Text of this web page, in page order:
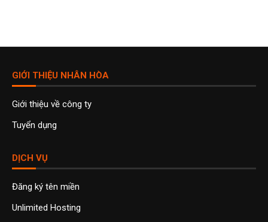
GIỚI THIỆU NHÂN HÒA
Giới thiệu về công ty
Tuyển dụng
DỊCH VỤ
Đăng ký tên miền
Unlimited Hosting